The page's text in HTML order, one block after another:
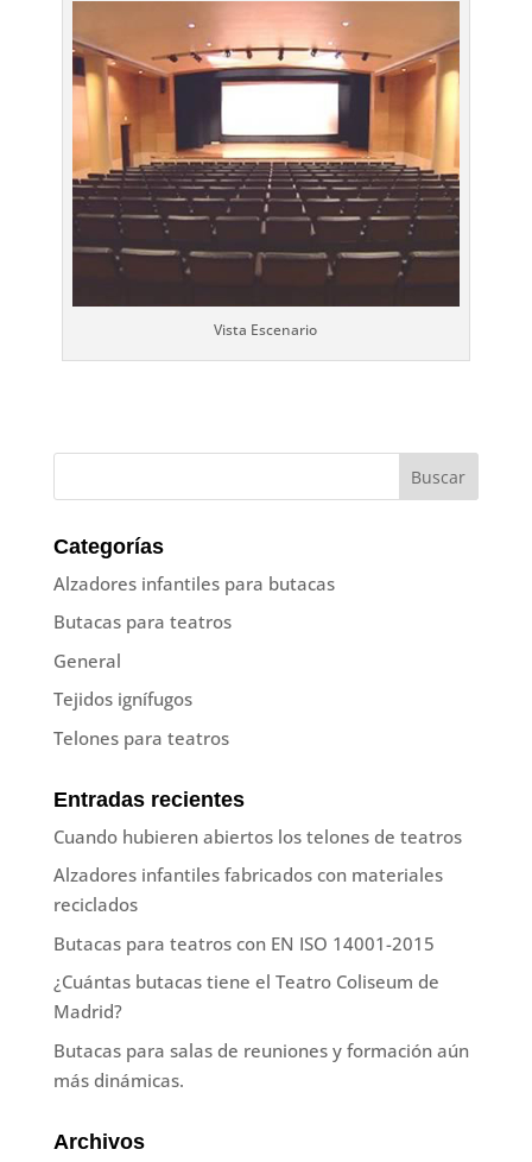
Vista Escenario
Categorías
Alzadores infantiles para butacas
Butacas para teatros
General
Tejidos ignífugos
Telones para teatros
Entradas recientes
Cuando hubieren abiertos los telones de teatros
Alzadores infantiles fabricados con materiales
reciclados
Butacas para teatros con EN ISO 14001-2015
¿Cuántas butacas tiene el Teatro Coliseum de
Madrid?
Butacas para salas de reuniones y formación aún
más dinámicas.
Archivos